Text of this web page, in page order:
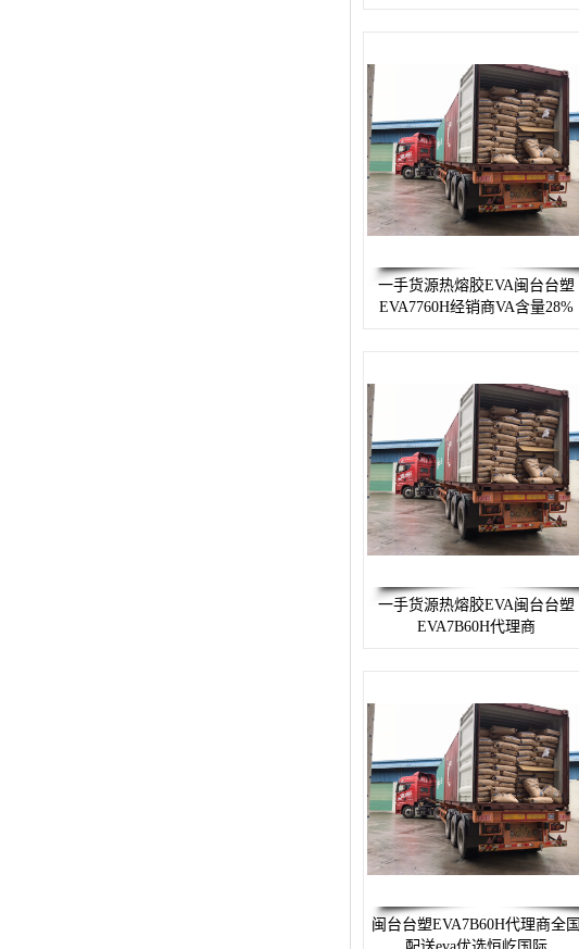
一手货源热熔胶EVA闽台台塑
EVA7760H经销商VA含量28%
一手货源热熔胶EVA闽台台塑
EVA7B60H代理商
闽台台塑EVA7B60H代理商全国